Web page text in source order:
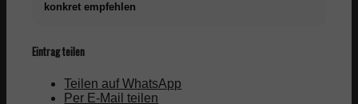
konkret empfehlen
Eintrag teilen
Teilen auf WhatsApp
Per E-Mail teilen